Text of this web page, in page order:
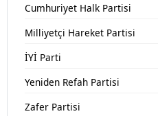
Cumhuriyet Halk Partisi
Milliyetçi Hareket Partisi
İYİ Parti
Yeniden Refah Partisi
Zafer Partisi